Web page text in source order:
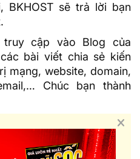
BKHOST sẽ trả lời bạn
truy cập vào Blog của
bài viết chia sẻ kiến
mạng, website, domain,
Chúc bạn thành